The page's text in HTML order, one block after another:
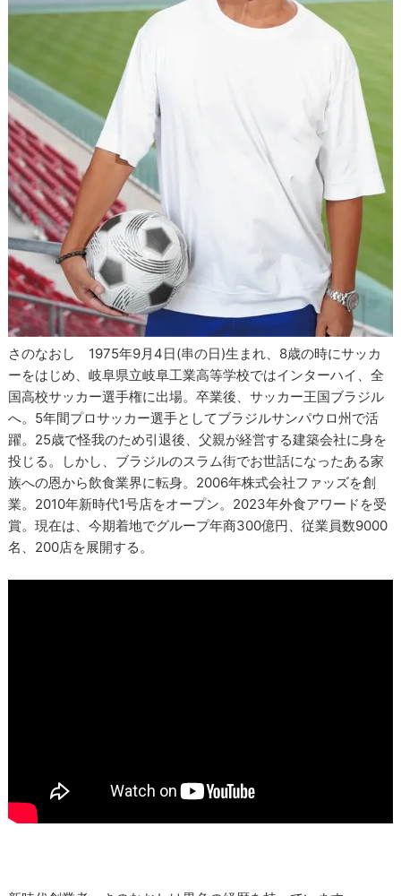
さのなおし 1975年9月4日(串の日)生まれ、8歳の時にサッカ
ーをはじめ、岐阜県立岐阜工業高等学校ではインターハイ、全
国高校サッカー選手権に出場。卒業後、サッカー王国ブラジル
へ。5年間プロサッカー選手としてブラジルサンパウロ州で活
躍。25歳で怪我のため引退後、父親が経営する建築会社に身を
投じる。しかし、ブラジルのスラム街でお世話になったある家
族への恩から飲食業界に転身。2006年株式会社ファッズを創
業。2010年新時代1号店をオープン。2023年外食アワードを受
賞。現在は、今期着地でグループ年商300億円、従業員数9000
名、200店を展開する。